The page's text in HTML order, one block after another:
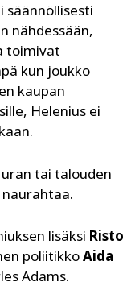
säännöllisesti
nähdessään,
toimivat
kun joukko
kaupan
Helenius ei
tai talouden
lisäksi Risto
poliitikkoAida
Adams.